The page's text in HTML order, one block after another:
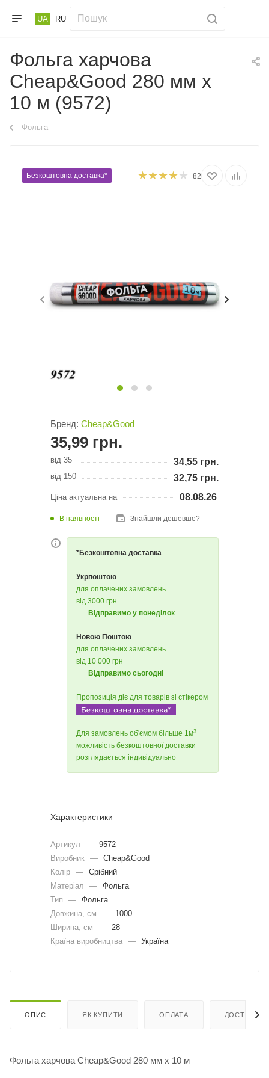
UA RU
Фольга харчова
Cheap&Good 280 мм х
10 м (9572)
Фольга
Безкоштовна доставка* 82
Бренд: Cheap&Good
35,99 грн.
від 35 34,55 грн.
від 150 32,75 грн.
Ціна актуальна на 08.08.26
В наявності Знайшли дешевше?
*Безкоштовна доставка
Укрпоштою
для оплачених замовлень
від 3000 грн
Відправимо у понеділок
Новою Поштою
для оплачених замовлень
від 10 000 грн
Відправимо сьогодні
Пропозиція діє для товарів зі стікером
Для замовлень об'ємом більше 1м3
можливість безкоштовної доставки
розглядається індивідуально
Характеристики
Артикул — 9572
Виробник — Cheap&Good
Колір — Срібний
Матеріал
— Фольга
Тип
— Фольга
Довжина, cм
—
1000
Ширина, cм
—
28
Країна виробництва — Україна
ОПИС ЯК КУПИТИ ОПЛАТА ДОСТАВКА
Фольга харчова Cheap&Good 280 мм х 10 м